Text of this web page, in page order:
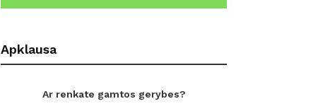
Apklausa
Ar renkate gamtos gerybes?